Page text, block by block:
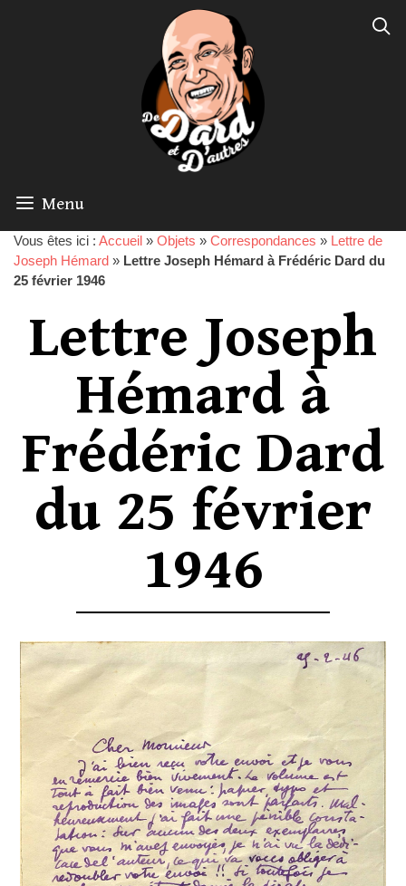
Menu
Vous êtes ici : Accueil » Objets » Correspondances » Lettre de
Joseph Hémard » Lettre Joseph Hémard à Frédéric Dard du
25 février 1946
Lettre Joseph
Hémard à
Frédéric Dard
du 25 février
1946